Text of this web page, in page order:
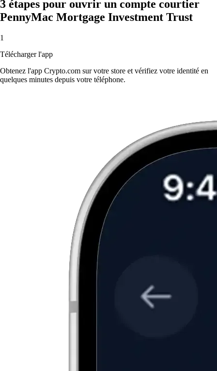
3 étapes pour ouvrir un compte courtier
PennyMac Mortgage Investment Trust
1
Télécharger l'app
Obtenez l'app Crypto.com sur votre store et vérifiez votre identité en
quelques minutes depuis votre téléphone.